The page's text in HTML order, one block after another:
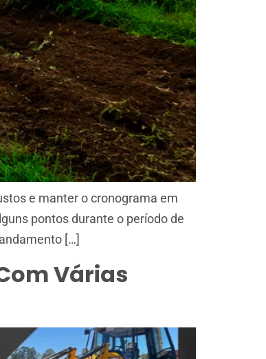
e manter o cronograma em
pontos durante o período de
[…]
Várias